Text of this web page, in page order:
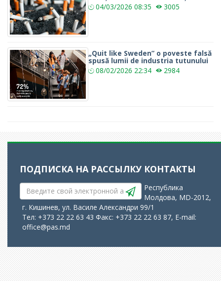
04/03/2026 08:35 3005
„Quit like Sweden” o poveste falsă
spusă lumii de industria tutunului
08/02/2026 22:34 2984
ПОДПИСКА НА РАССЫЛКУ КОНТАКТЫ
Республика
Молдова, MD-2012,
г. Кишинев, ул. Василе Александри 99/1
Тел: +373 22 22 63 43 Факс: +373 22 22 63 87, E-mail:
office@pas.md